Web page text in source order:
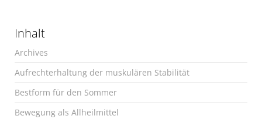
Inhalt
Archives
Aufrechterhaltung der muskulären Stabilität
Bestform für den Sommer
Bewegung als Allheilmittel